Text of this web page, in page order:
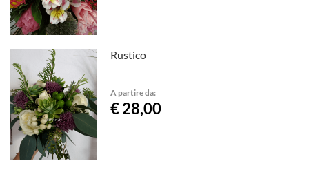
Rustico
A partire da:
€ 28,00